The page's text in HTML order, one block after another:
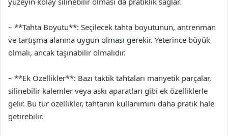
– **Tahta Boyutu**: Seçilecek tahta boyutunun, antrenman
ve tartışma alanına uygun olması gerekir. Yeterince büyük
olmalı, ancak taşınabilir olmalıdır.
– **Ek Özellikler**: Bazı taktik tahtaları manyetik parçalar,
silinebilir kalemler veya askı aparatları gibi ek özelliklerle
gelir. Bu tür özellikler, tahtanın kullanımını daha pratik hale
getirebilir.